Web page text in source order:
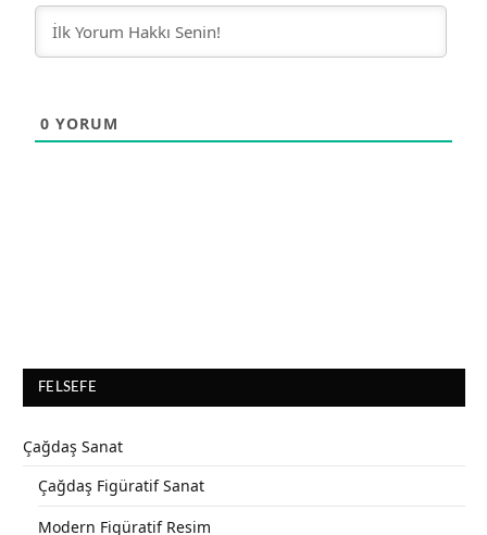
0 YORUM
FELSEFE
Çağdaş Sanat
Çağdaş Figüratif Sanat
Modern Figüratif Resim